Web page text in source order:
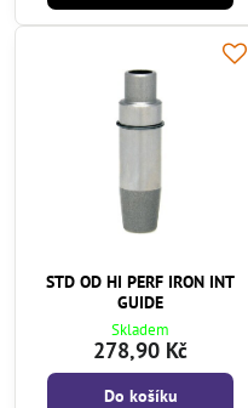
STD OD HI PERF IRON INT
GUIDE
Skladem
278,90 Kč
Do košíku